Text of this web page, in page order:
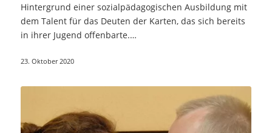
Hintergrund einer sozialpädagogischen Ausbildung mit
dem Talent für das Deuten der Karten, das sich bereits
in ihrer Jugend offenbarte.…
23. Oktober 2020